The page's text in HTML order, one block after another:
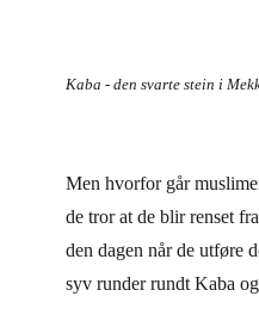
Kaba - den svarte stein i
Men hvorfor går
de tror at de blir renset
den dagen når de utføre
syv runder rundt Kaba